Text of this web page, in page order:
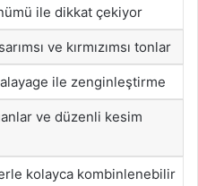
ile dikkat çekiyor
ve kırmızımsı tonlar
ile zenginleştirme
ve düzenli kesim
kolayca kombinlenebilir